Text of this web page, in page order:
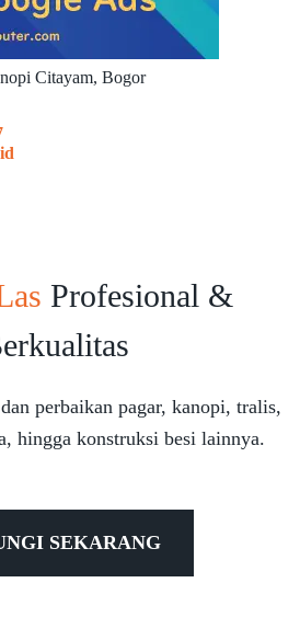
Citayam, Bogor
Profesional &
perbaikan pagar, kanopi, tralis,
hingga konstruksi besi lainnya.
SEKARANG